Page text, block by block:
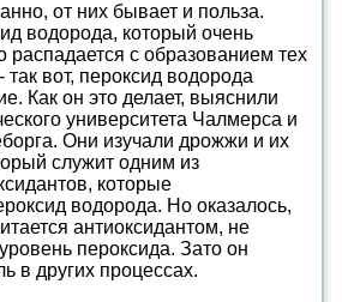
от них бывает и польза.
водорода, который очень
распадается с образованием тех
вот, пероксид водорода
Как он это делает, выяснили
университета Чалмерса и
Они изучали дрожжи и их
служит одним из
которые
водорода. Но оказалось,
антиоксидантом, не
пероксида. Зато он
в других процессах.